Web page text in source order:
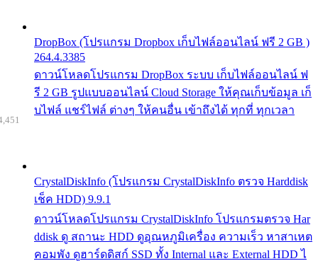
DropBox (โปรแกรม Dropbox เก็บไฟล์ออนไลน์ ฟรี 2 GB )
264.4.3385
ดาวน์โหลดโปรแกรม DropBox ระบบ เก็บไฟล์ออนไลน์ ฟ
รี 2 GB รูปแบบออนไลน์ Cloud Storage ให้คุณเก็บข้อมูล เก็
บไฟล์ แชร์ไฟล์ ต่างๆ ให้คนอื่น เข้าถึงได้ ทุกที่ ทุกเวลา
CrystalDiskInfo (โปรแกรม CrystalDiskInfo ตรวจ Harddisk
เช็ค HDD) 9.9.1
ดาวน์โหลดโปรแกรม CrystalDiskInfo โปรแกรมตรวจ Har
ddisk ดู สถานะ HDD ดูอุณหภูมิเครื่อง ความเร็ว หาสาเหต
คอมพัง ดูฮาร์ดดิสก์ SSD ทั้ง Internal และ External HDD ไ